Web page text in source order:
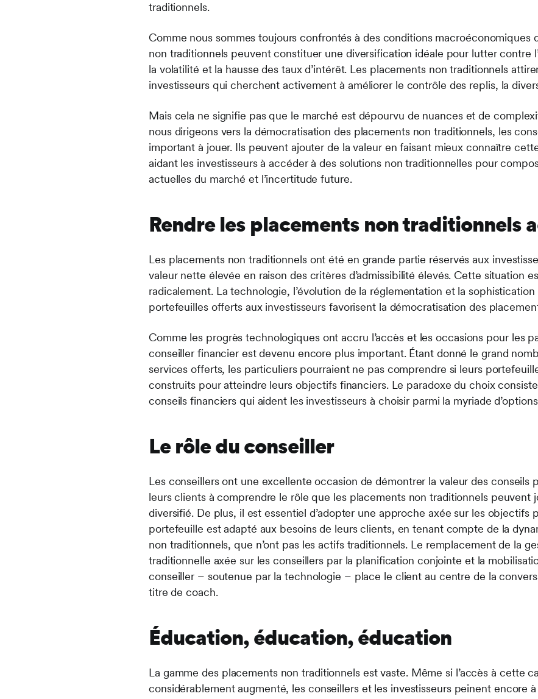
traditionnels.
Comme nous sommes toujours confrontés à des conditions macroéconomiques
non traditionnels peuvent constituer une diversification idéale pour lutter contre
la volatilité et la hausse des taux d’intérêt. Les placements non traditionnels
investisseurs qui cherchent activement à améliorer le contrôle des replis, la
Mais cela ne signifie pas que le marché est dépourvu de nuances et de
nous dirigeons vers la démocratisation des placements non traditionnels, les
important à jouer. Ils peuvent ajouter de la valeur en faisant mieux connaître
aidant les investisseurs à accéder à des solutions non traditionnelles pour
actuelles du marché et l’incertitude future.
Rendre les placements non traditionnels
Les placements non traditionnels ont été en grande partie réservés aux
valeur nette élevée en raison des critères d’admissibilité élevés. Cette situation
radicalement. La technologie, l’évolution de la réglementation et la
portefeuilles offerts aux investisseurs favorisent la démocratisation des
Comme les progrès technologiques ont accru l’accès et les occasions pour les
conseiller financier est devenu encore plus important. Étant donné le grand
services offerts, les particuliers pourraient ne pas comprendre si leurs
construits pour atteindre leurs objectifs financiers. Le paradoxe du choix
conseils financiers qui aident les investisseurs à choisir parmi la myriade
Le rôle du conseiller
Les conseillers ont une excellente occasion de démontrer la valeur des conseils
leurs clients à comprendre le rôle que les placements non traditionnels peuvent
diversifié. De plus, il est essentiel d’adopter une approche axée sur les objectifs
portefeuille est adapté aux besoins de leurs clients, en tenant compte de la
non traditionnels, que n’ont pas les actifs traditionnels. Le remplacement de la
traditionnelle axée sur les conseillers par la planification conjointe et la
conseiller – soutenue par la technologie – place le client au centre de la
titre de coach.
Éducation, éducation, éducation
La gamme des placements non traditionnels est vaste. Même si l’accès à cette
considérablement augmenté, les conseillers et les investisseurs peinent encore